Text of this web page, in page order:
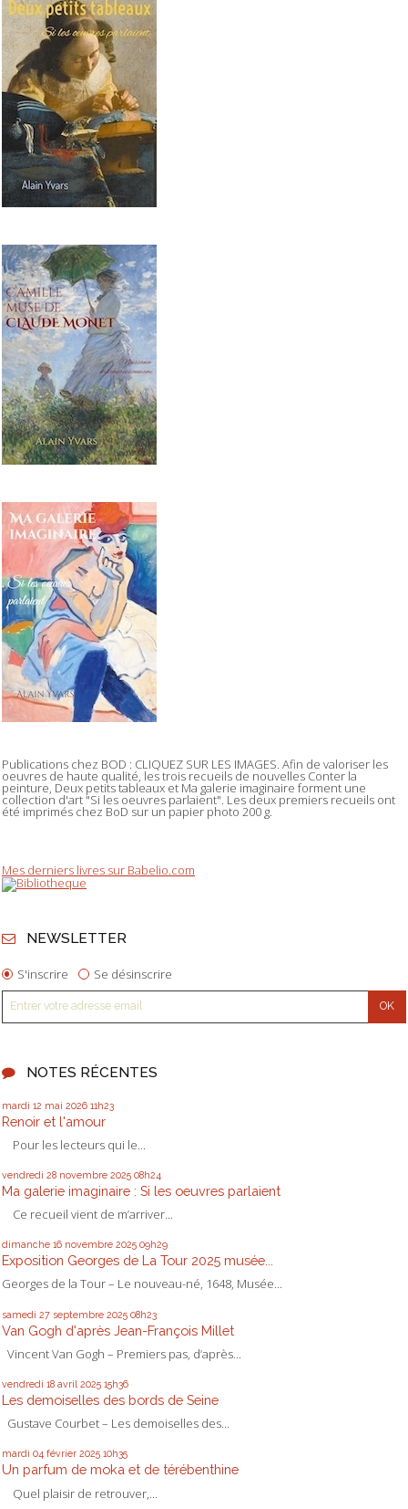
Publications chez BOD : CLIQUEZ SUR LES IMAGES. Afin de valoriser les
oeuvres de haute qualité, les trois recueils de nouvelles Conter la
peinture, Deux petits tableaux et Ma galerie imaginaire forment une
collection d'art "Si les oeuvres parlaient". Les deux premiers recueils ont
été imprimés chez BoD sur un papier photo 200 g.
Mes derniers livres sur Babelio.com
NEWSLETTER
S'inscrire Se désinscrire
NOTES RÉCENTES
mardi 12 mai 2026 11h23
Renoir et l'amour
Pour les lecteurs qui le...
vendredi 28 novembre 2025 08h24
Ma galerie imaginaire : Si les oeuvres parlaient
Ce recueil vient de m’arriver...
dimanche 16 novembre 2025 09h29
Exposition Georges de La Tour 2025 musée...
Georges de la Tour – Le nouveau-né, 1648, Musée...
samedi 27 septembre 2025 08h23
Van Gogh d'après Jean-François Millet
Vincent Van Gogh – Premiers pas, d’après...
vendredi 18 avril 2025 15h36
Les demoiselles des bords de Seine
Gustave Courbet – Les demoiselles des...
mardi 04 février 2025 10h35
Un parfum de moka et de térébenthine
Quel plaisir de retrouver,...